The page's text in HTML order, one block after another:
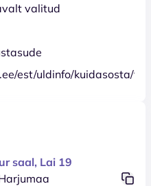
valitud
est/uldinfo/kuidasosta/
saal, Lai 19